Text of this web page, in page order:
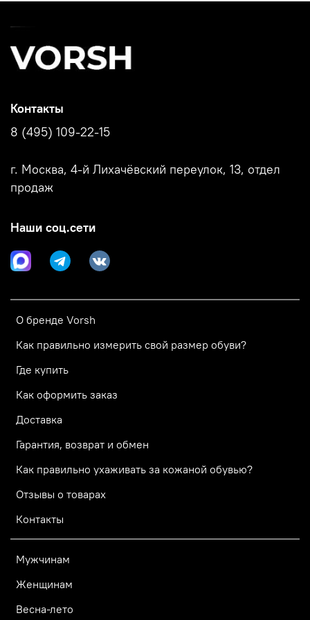
О бренде Vorsh
Как правильно измерить свой размер обуви?
Где купить
Как оформить заказ
Доставка
Гарантия, возврат и обмен
Как правильно ухаживать за кожаной обувью?
Отзывы о товарах
Контакты
Мужчинам
Женщинам
Весна-лето
Контакты
8 (495) 109-22-15
г. Москва, 4-й Лихачёвский переулок, 13, отдел
продаж
Наши соц.сети